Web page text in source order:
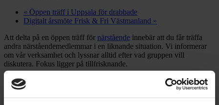
« Öppen träff i Uppsala för drabbade
Digitalt årsmöte Frisk & Fri Västmanland »
Att delta på en öppen träff för närstående innebär att du får träffa
andra närståendemedlemmar i en liknande situation. Vi informerar
om vår verksamhet och lyssnar alltid efter vad gruppen vill
diskutera. Fokus ligger på tillfrisknande.
Träffen leds av personer med egna erfarenheter av ätstörningar. Det
är en möjlighet för dig att få stöd och uppleva gemenskap men
ersätter inte terapi.